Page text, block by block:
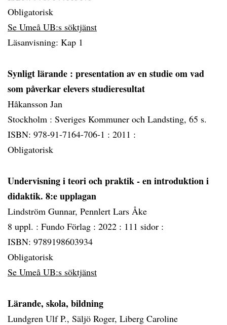
Obligatorisk
Se Umeå UB:s söktjänst
Läsanvisning: Kap 1
Synligt lärande : presentation av en studie om vad
som påverkar elevers studieresultat
Håkansson Jan
Stockholm : Sveriges Kommuner och Landsting, 65 s.
ISBN: 978-91-7164-706-1 : 2011 :
Obligatorisk
Undervisning i teori och praktik - en introduktion i
didaktik. 8:e upplagan
Lindström Gunnar, Pennlert Lars Åke
8 uppl. : Fundo Förlag : 2022 : 111 sidor :
ISBN: 9789198603934
Obligatorisk
Se Umeå UB:s söktjänst
Lärande, skola, bildning
Lundgren Ulf P., Säljö Roger, Liberg Caroline